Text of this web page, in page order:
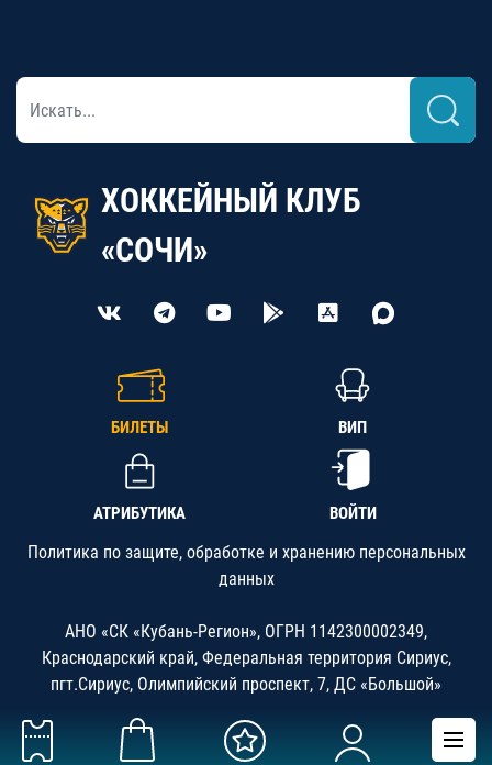
ХОККЕЙНЫЙ КЛУБ
«СОЧИ»
БИЛЕТЫ ВИП
АТРИБУТИКА ВОЙТИ
Политика по защите, обработке и хранению персональных
данных
АНО «СК «Кубань-Регион», ОГРН 1142300002349,
Краснодарский край, Федеральная территория Сириус,
пгт.Сириус, Олимпийский проспект, 7, ДС «Большой»